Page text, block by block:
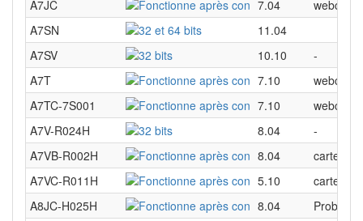
A7JC 7.04
A7SN
11.04
A7SV
10.10
-
A7T
7.10
webcam
A7TC-7S001
7.10
A7V-R024H
8.04
-
A7VB-R002H
8.04
carte
A7VC-R011H
5.10
carte
A8JC-H025H
8.04